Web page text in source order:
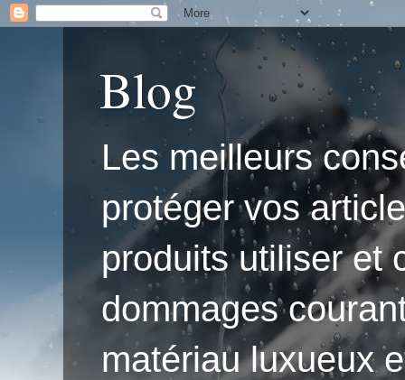
Blog
Les meilleurs
protéger vos
produits utiliser et
dommages
matériau luxueux